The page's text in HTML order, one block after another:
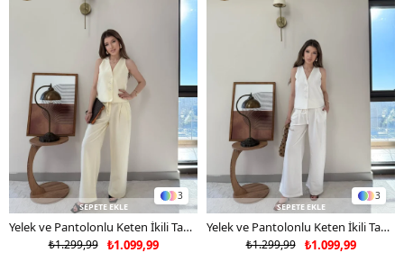
3
SEPETE EKLE
Yelek ve Pantolonlu Keten İkili Takım Açık Sarı 2341
₺1.099,99
₺1.299,99
3
SEPETE EKLE
Yelek ve Pantolonlu Keten İkili Takım Beyaz 2341
₺1.099,99
₺1.299,99